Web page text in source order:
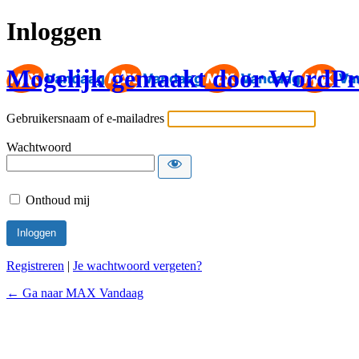
Inloggen
Mogelijk gemaakt door
Gebruikersnaam of e-mailadres
Wachtwoord
Onthoud mij
Registreren | Je wachtwoord vergeten?
← Ga naar MAX Vandaag